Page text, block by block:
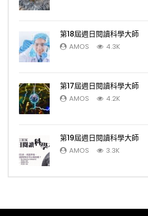
第18屆週日閱讀科學大師
AMOS 4.3K
第17屆週日閱讀科學大師
AMOS 4.2K
第19屆週日閱讀科學大師
AMOS 3.3K